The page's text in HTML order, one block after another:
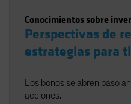
Conocimientos sobre
Perspectivas de
estrategias para
Los bonos se abren paso
acciones.